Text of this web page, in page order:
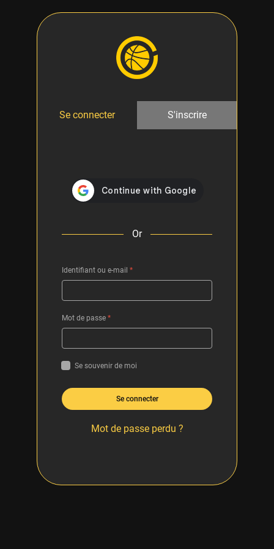
Se connecter S'inscrire
Or
Identifiant ou e-mail *
Mot de passe *
Se souvenir de moi
Se connecter
Mot de passe perdu ?